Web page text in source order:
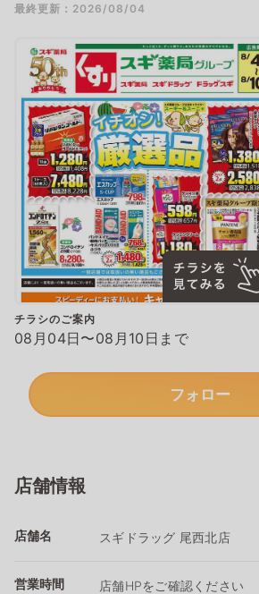
最終更新：2026/08/04
チラシのご案内
08月04日〜08月10日まで
フォロー
店舗情報
店舗名 スギドラッグ 尾西北店
営業時間 店舗HPをご確認ください